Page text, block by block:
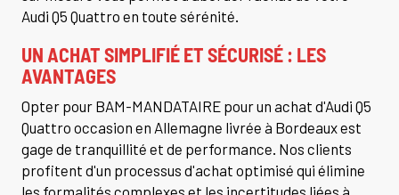
Audi Q5 Quattro en toute sérénité.
UN ACHAT SIMPLIFIÉ ET SÉCURISÉ : LES
AVANTAGES
Opter pour BAM-MANDATAIRE pour un achat d'Audi Q5
Quattro occasion en Allemagne livrée à Bordeaux est
gage de tranquillité et de performance. Nos clients
profitent d'un processus d'achat optimisé qui élimine